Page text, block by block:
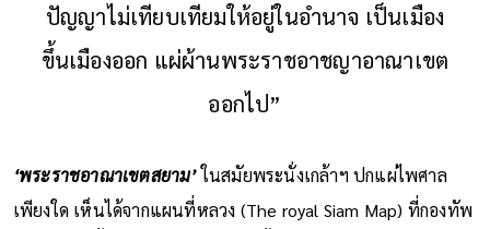
ปัญญาไม่เทียบเทียมให้อยู่ในอำนาจ เป็นเมือง
ขึ้นเมืองออก แผ่ผ้านพระราชอาชญาอาณาเขต
ออกไป”
‘พระราชอาณาเขตสยาม’ในสมัยพระนั่งเกล้าฯ ปกแผ่ไพศาล
เพียงใด เห็นได้จากแผนที่หลวง (The royal Siam Map) ที่กองทัพ